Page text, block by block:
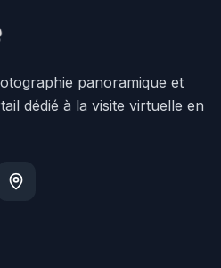
panoramique et
dédié à la visite virtuelle en